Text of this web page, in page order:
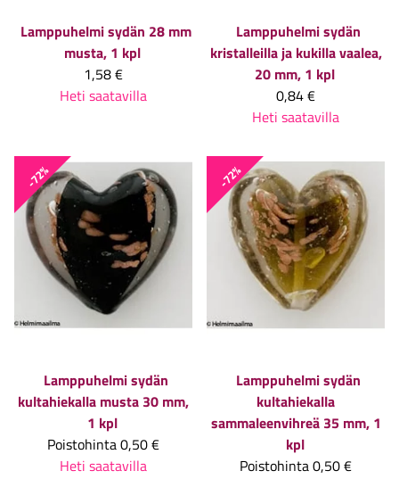
Lamppuhelmi sydän 28 mm
musta, 1 kpl
1,58 €
Heti saatavilla
Lamppuhelmi sydän
kristalleilla ja kukilla vaalea,
20 mm, 1 kpl
0,84 €
Heti saatavilla
-72%
Lamppuhelmi sydän
kultahiekalla musta 30 mm,
1 kpl
Poistohinta0,50 €
Heti saatavilla
-72%
Lamppuhelmi sydän
kultahiekalla
sammaleenvihreä 35 mm, 1
kpl
Poistohinta0,50 €